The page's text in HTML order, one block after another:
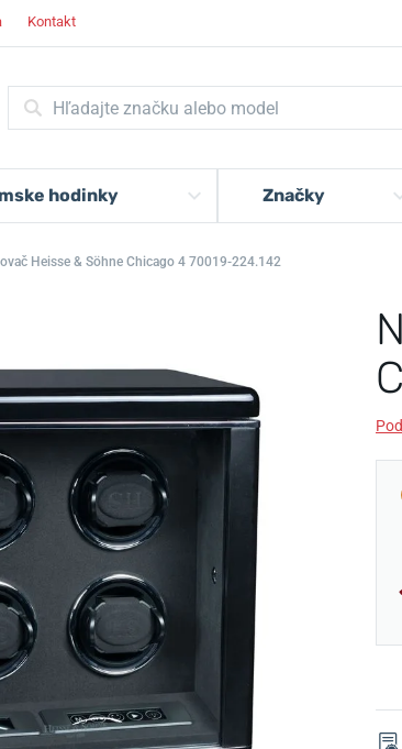
Kontakt
hodinky Značky
Heisse & Söhne Chicago 4 70019-224.142